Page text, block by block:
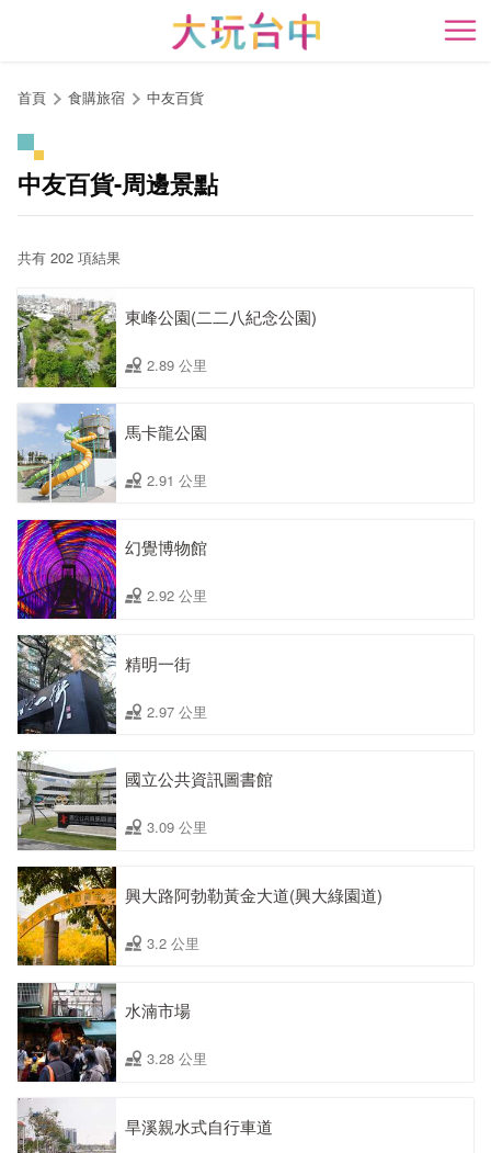
開
首頁 食購旅宿 中友百貨
中友百貨-周邊景點
共有 202 項結果
東峰公園(二二八紀念公園)
2.89 公里
馬卡龍公園
2.91 公里
幻覺博物館
2.92 公里
精明一街
2.97 公里
國立公共資訊圖書館
3.09 公里
興大路阿勃勒黃金大道(興大綠園道)
3.2 公里
水湳市場
3.28 公里
旱溪親水式自行車道